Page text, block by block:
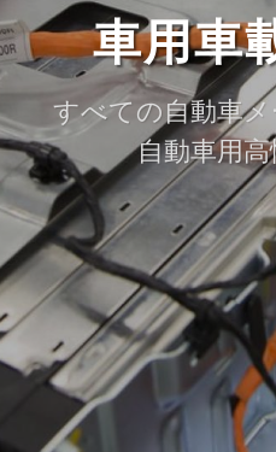
車用車
すべての自動車
自動車用